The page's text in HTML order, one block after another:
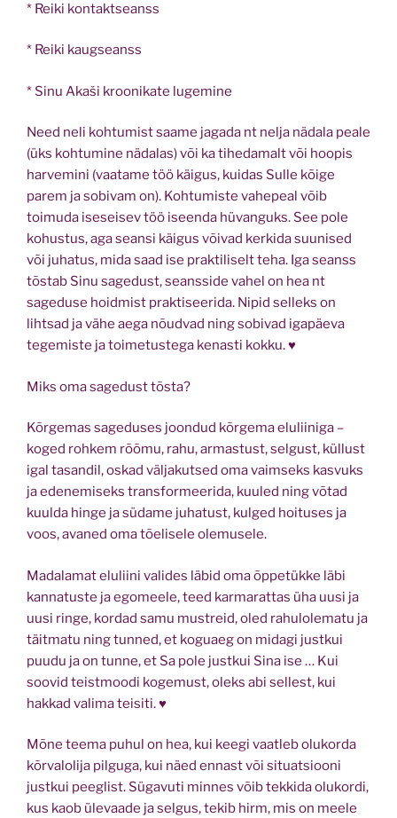
* Reiki kontaktseanss
* Reiki kaugseanss
* Sinu Akaši kroonikate lugemine
Need neli kohtumist saame jagada nt nelja nädala peale
(üks kohtumine nädalas) või ka tihedamalt või hoopis
harvemini (vaatame töö käigus, kuidas Sulle kõige
parem ja sobivam on). Kohtumiste vahepeal võib
toimuda iseseisev töö iseenda hüvanguks. See pole
kohustus, aga seansi käigus võivad kerkida suunised
või juhatus, mida saad ise praktiliselt teha. Iga seanss
tõstab Sinu sagedust, seansside vahel on hea nt
sageduse hoidmist praktiseerida. Nipid selleks on
lihtsad ja vähe aega nõudvad ning sobivad igapäeva
tegemiste ja toimetustega kenasti kokku. ♥
Miks oma sagedust tõsta?
Kõrgemas sageduses joondud kõrgema eluliiniga –
koged rohkem rõõmu, rahu, armastust, selgust, küllust
igal tasandil, oskad väljakutsed oma vaimseks kasvuks
ja edenemiseks transformeerida, kuuled ning võtad
kuulda hinge ja südame juhatust, kulged hoituses ja
voos, avaned oma tõelisele olemusele.
Madalamat eluliini valides läbid oma õppetükke läbi
kannatuste ja egomeele, teed karmarattas üha uusi ja
uusi ringe, kordad samu mustreid, oled rahulolematu ja
täitmatu ning tunned, et koguaeg on midagi justkui
puudu ja on tunne, et Sa pole justkui Sina ise … Kui
soovid teistmoodi kogemust, oleks abi sellest, kui
hakkad valima teisiti. ♥
Mõne teema puhul on hea, kui keegi vaatleb olukorda
kõrvalolija pilguga, kui näed ennast või situatsiooni
justkui peeglist. Sügavuti minnes võib tekkida olukordi,
kus kaob ülevaade ja selgus, tekib hirm, mis on meele